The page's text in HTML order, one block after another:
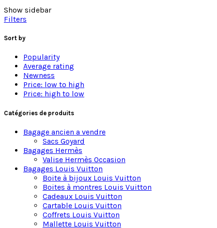
antennes d’un satellite. Ces bras sont souvent ornés
d’ampoules en forme de boules, qui ajoutent une
touche ludique et originale à leur esthétique.
Matériaux nobles et finitions métalliques : Laiton,
Les luminaires Spoutnik vintage sont souvent
fabriqués à partir de matériaux métalliques tels que
le laiton, le chrome ou l’aluminium, qui leur
confèrent une apparence brillante et futuriste. Ils
sont souvent décorés de détails délicats, tels que des
ajoutent une touche d’élégance à leur esthétique.
Éclairage chaleureux et pièce maîtresse pour
Ces luminaires sont très appréciés des
collectionneurs et des amateurs de design intérieur
vintage pour leur esthétique unique et leur lien avec
l’histoire de la conquête spatiale. Ils peuvent être
utilisés pour ajouter une touche originale et ludique
à n’importe quelle pièce, qu’il s’agisse d’un salon,
d’une chambre à coucher ou d’une salle à manger.
Les luminaires Spoutnik vintage peuvent également
être utilisés pour créer une ambiance chaleureuse et
Show sidebar
Filters
Sort by
Popularity
Average rating
Newness
Price: low to high
Price: high to low
Catégories de produits
Bagage ancien a vendre
Sacs Goyard
Bagages Hermès
Valise Hermès Occasion
Bagages Louis Vuitton
Boite à bijoux Louis Vuitton
Boites à montres Louis Vuitton
Cadeaux Louis Vuitton
Cartable Louis Vuitton
Coffrets Louis Vuitton
Mallette Louis Vuitton